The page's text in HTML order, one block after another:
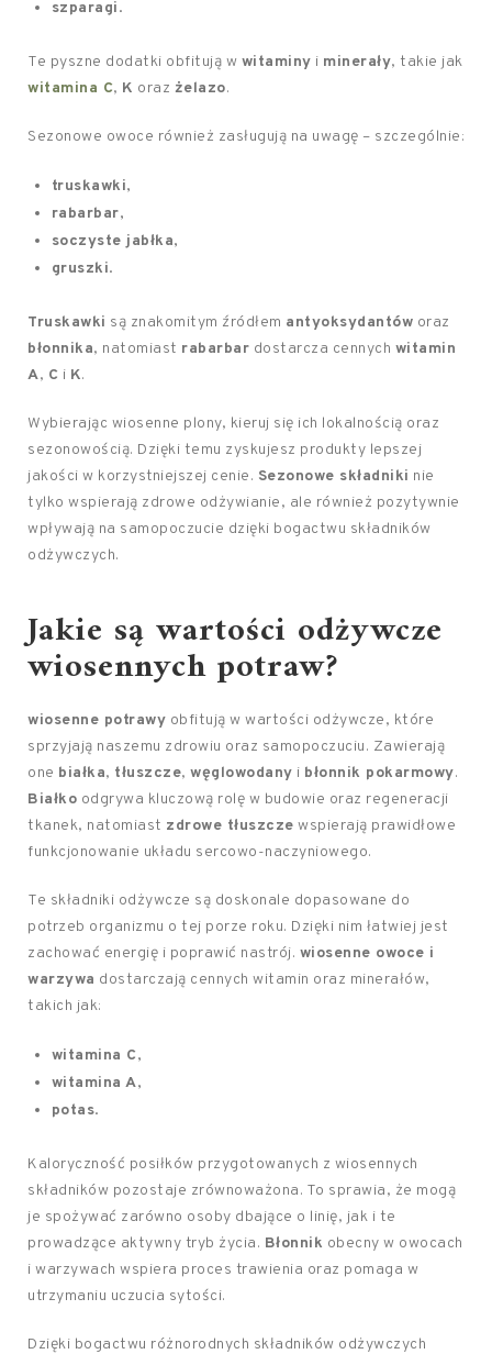
szparagi.
Te pyszne dodatki obfitują w witaminy i minerały, takie jak
witamina C, K oraz żelazo.
Sezonowe owoce również zasługują na uwagę – szczególnie:
truskawki,
rabarbar,
soczyste jabłka,
gruszki.
Truskawki są znakomitym źródłem antyoksydantów oraz
błonnika, natomiast rabarbar dostarcza cennych witamin
A, C i K.
Wybierając wiosenne plony, kieruj się ich lokalnością oraz
sezonowością. Dzięki temu zyskujesz produkty lepszej
jakości w korzystniejszej cenie. Sezonowe składniki nie
tylko wspierają zdrowe odżywianie, ale również pozytywnie
wpływają na samopoczucie dzięki bogactwu składników
odżywczych.
Jakie są wartości odżywcze
wiosennych potraw?
wiosenne potrawy obfitują w wartości odżywcze, które
sprzyjają naszemu zdrowiu oraz samopoczuciu. Zawierają
one białka, tłuszcze, węglowodany i błonnik pokarmowy.
Białko odgrywa kluczową rolę w budowie oraz regeneracji
tkanek, natomiast zdrowe tłuszcze wspierają prawidłowe
funkcjonowanie układu sercowo-naczyniowego.
Te składniki odżywcze są doskonale dopasowane do
potrzeb organizmu o tej porze roku. Dzięki nim łatwiej jest
zachować energię i poprawić nastrój. wiosenne owoce i
warzywa dostarczają cennych witamin oraz minerałów,
takich jak:
witamina C,
witamina A,
potas.
Kaloryczność posiłków przygotowanych z wiosennych
składników pozostaje zrównoważona. To sprawia, że mogą
je spożywać zarówno osoby dbające o linię, jak i te
prowadzące aktywny tryb życia. Błonnik obecny w owocach
i warzywach wspiera proces trawienia oraz pomaga w
utrzymaniu uczucia sytości.
Dzięki bogactwu różnorodnych składników odżywczych